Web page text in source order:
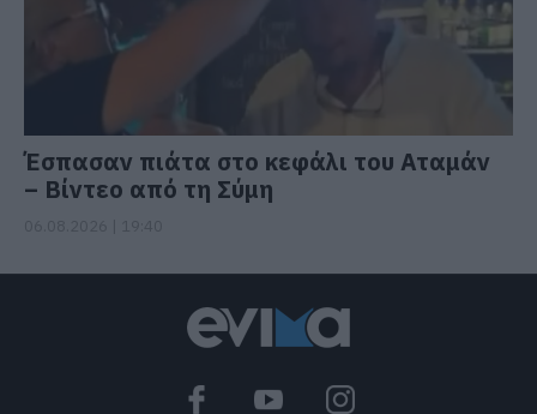
Έσπασαν πιάτα στο κεφάλι του Αταμάν
– Βίντεο από τη Σύμη